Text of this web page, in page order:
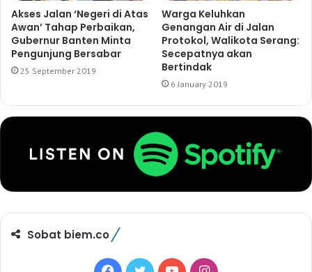
Akses Jalan ‘Negeri di Atas
Awan’ Tahap Perbaikan,
Gubernur Banten Minta
Pengunjung Bersabar
25 September 2019
Warga Keluhkan
Genangan Air di Jalan
Protokol, Walikota Serang:
Secepatnya akan
Bertindak
6 January 2019
Sobat biem.co